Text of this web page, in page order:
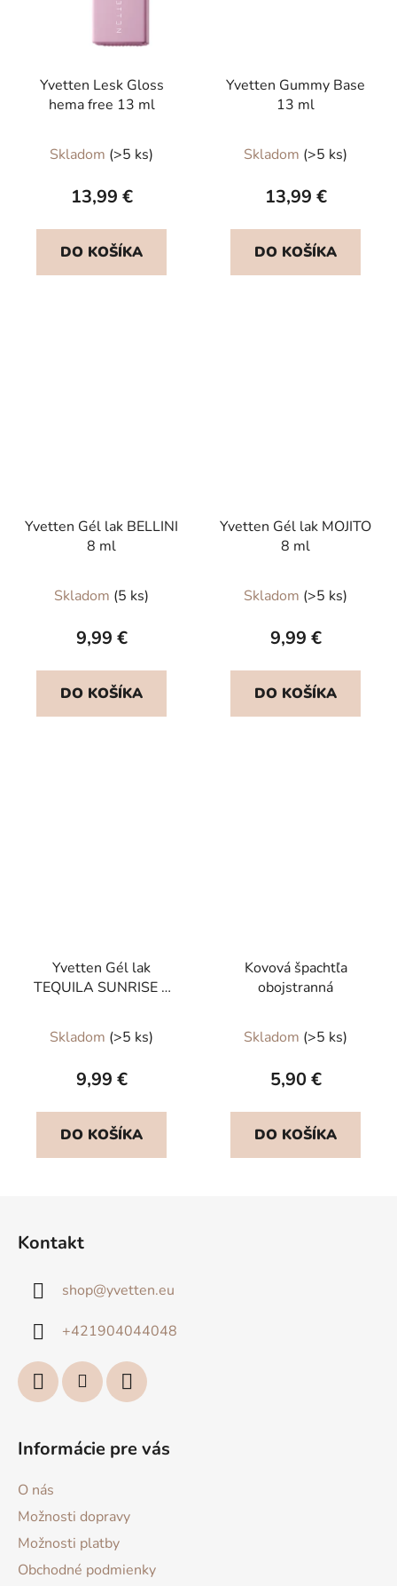
Yvetten Lesk Gloss
hema free 13 ml
hodnotenie
produktu
5,0
z
Skladom (>5 ks)
13,99 €
DO KOŠÍKA
Yvetten Gummy Base
13 ml
hodnotenie
produktu
5,0
z
Skladom (>5 ks)
13,99 €
DO KOŠÍKA
Yvetten Gél lak BELLINI
8 ml
Skladom (5 ks)
9,99 €
DO KOŠÍKA
Yvetten Gél lak MOJITO
8 ml
Skladom (>5 ks)
9,99 €
DO KOŠÍKA
Yvetten Gél lak
TEQUILA SUNRISE 8
Skladom (>5 ks)
9,99 €
DO KOŠÍKA
Kovová špachtľa
obojstranná
Skladom (>5 ks)
5,90 €
DO KOŠÍKA
Kontakt
shop@yvetten.eu
+421904044048
Informácie pre vás
O nás
Možnosti dopravy
Možnosti platby
Obchodné podmienky